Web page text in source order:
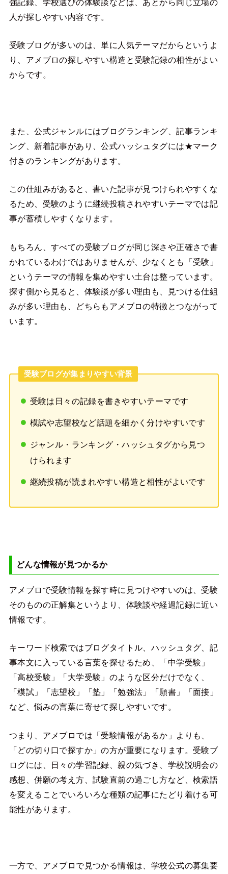
強記録、学校選びの体験談などは、あとから同じ立場の
人が探しやすい内容です。
受験ブログが多いのは、単に人気テーマだからというよ
り、アメブロの探しやすい構造と受験記録の相性がよい
からです。
また、公式ジャンルにはブログランキング、記事ランキ
ング、新着記事があり、公式ハッシュタグには★マーク
付きのランキングがあります。
この仕組みがあると、書いた記事が見つけられやすくな
るため、受験のように継続投稿されやすいテーマでは記
事が蓄積しやすくなります。
もちろん、すべての受験ブログが同じ深さや正確さで書
かれているわけではありませんが、少なくとも「受験」
というテーマの情報を集めやすい土台は整っています。
探す側から見ると、体験談が多い理由も、見つける仕組
みが多い理由も、どちらもアメブロの特徴とつながって
います。
受験ブログが集まりやすい背景
受験は日々の記録を書きやすいテーマです
模試や志望校など話題を細かく分けやすいです
ジャンル・ランキング・ハッシュタグから見つ
けられます
継続投稿が読まれやすい構造と相性がよいです
どんな情報が見つかるか
アメブロで受験情報を探す時に見つけやすいのは、受験
そのものの正解集というより、体験談や経過記録に近い
情報です。
キーワード検索ではブログタイトル、ハッシュタグ、記
事本文に入っている言葉を探せるため、「中学受験」
「高校受験」「大学受験」のような区分だけでなく、
「模試」「志望校」「塾」「勉強法」「願書」「面接」
など、悩みの言葉に寄せて探しやすいです。
つまり、アメブロでは「受験情報があるか」よりも、
「どの切り口で探すか」の方が重要になります。受験ブ
ログには、日々の学習記録、親の気づき、学校説明会の
感想、併願の考え方、試験直前の過ごし方など、検索語
を変えることでいろいろな種類の記事にたどり着ける可
能性があります。
一方で、アメブロで見つかる情報は、学校公式の募集要